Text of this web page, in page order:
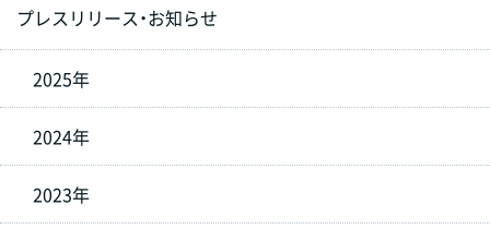
プレスリリース・お知らせ
2025年
2024年
2023年